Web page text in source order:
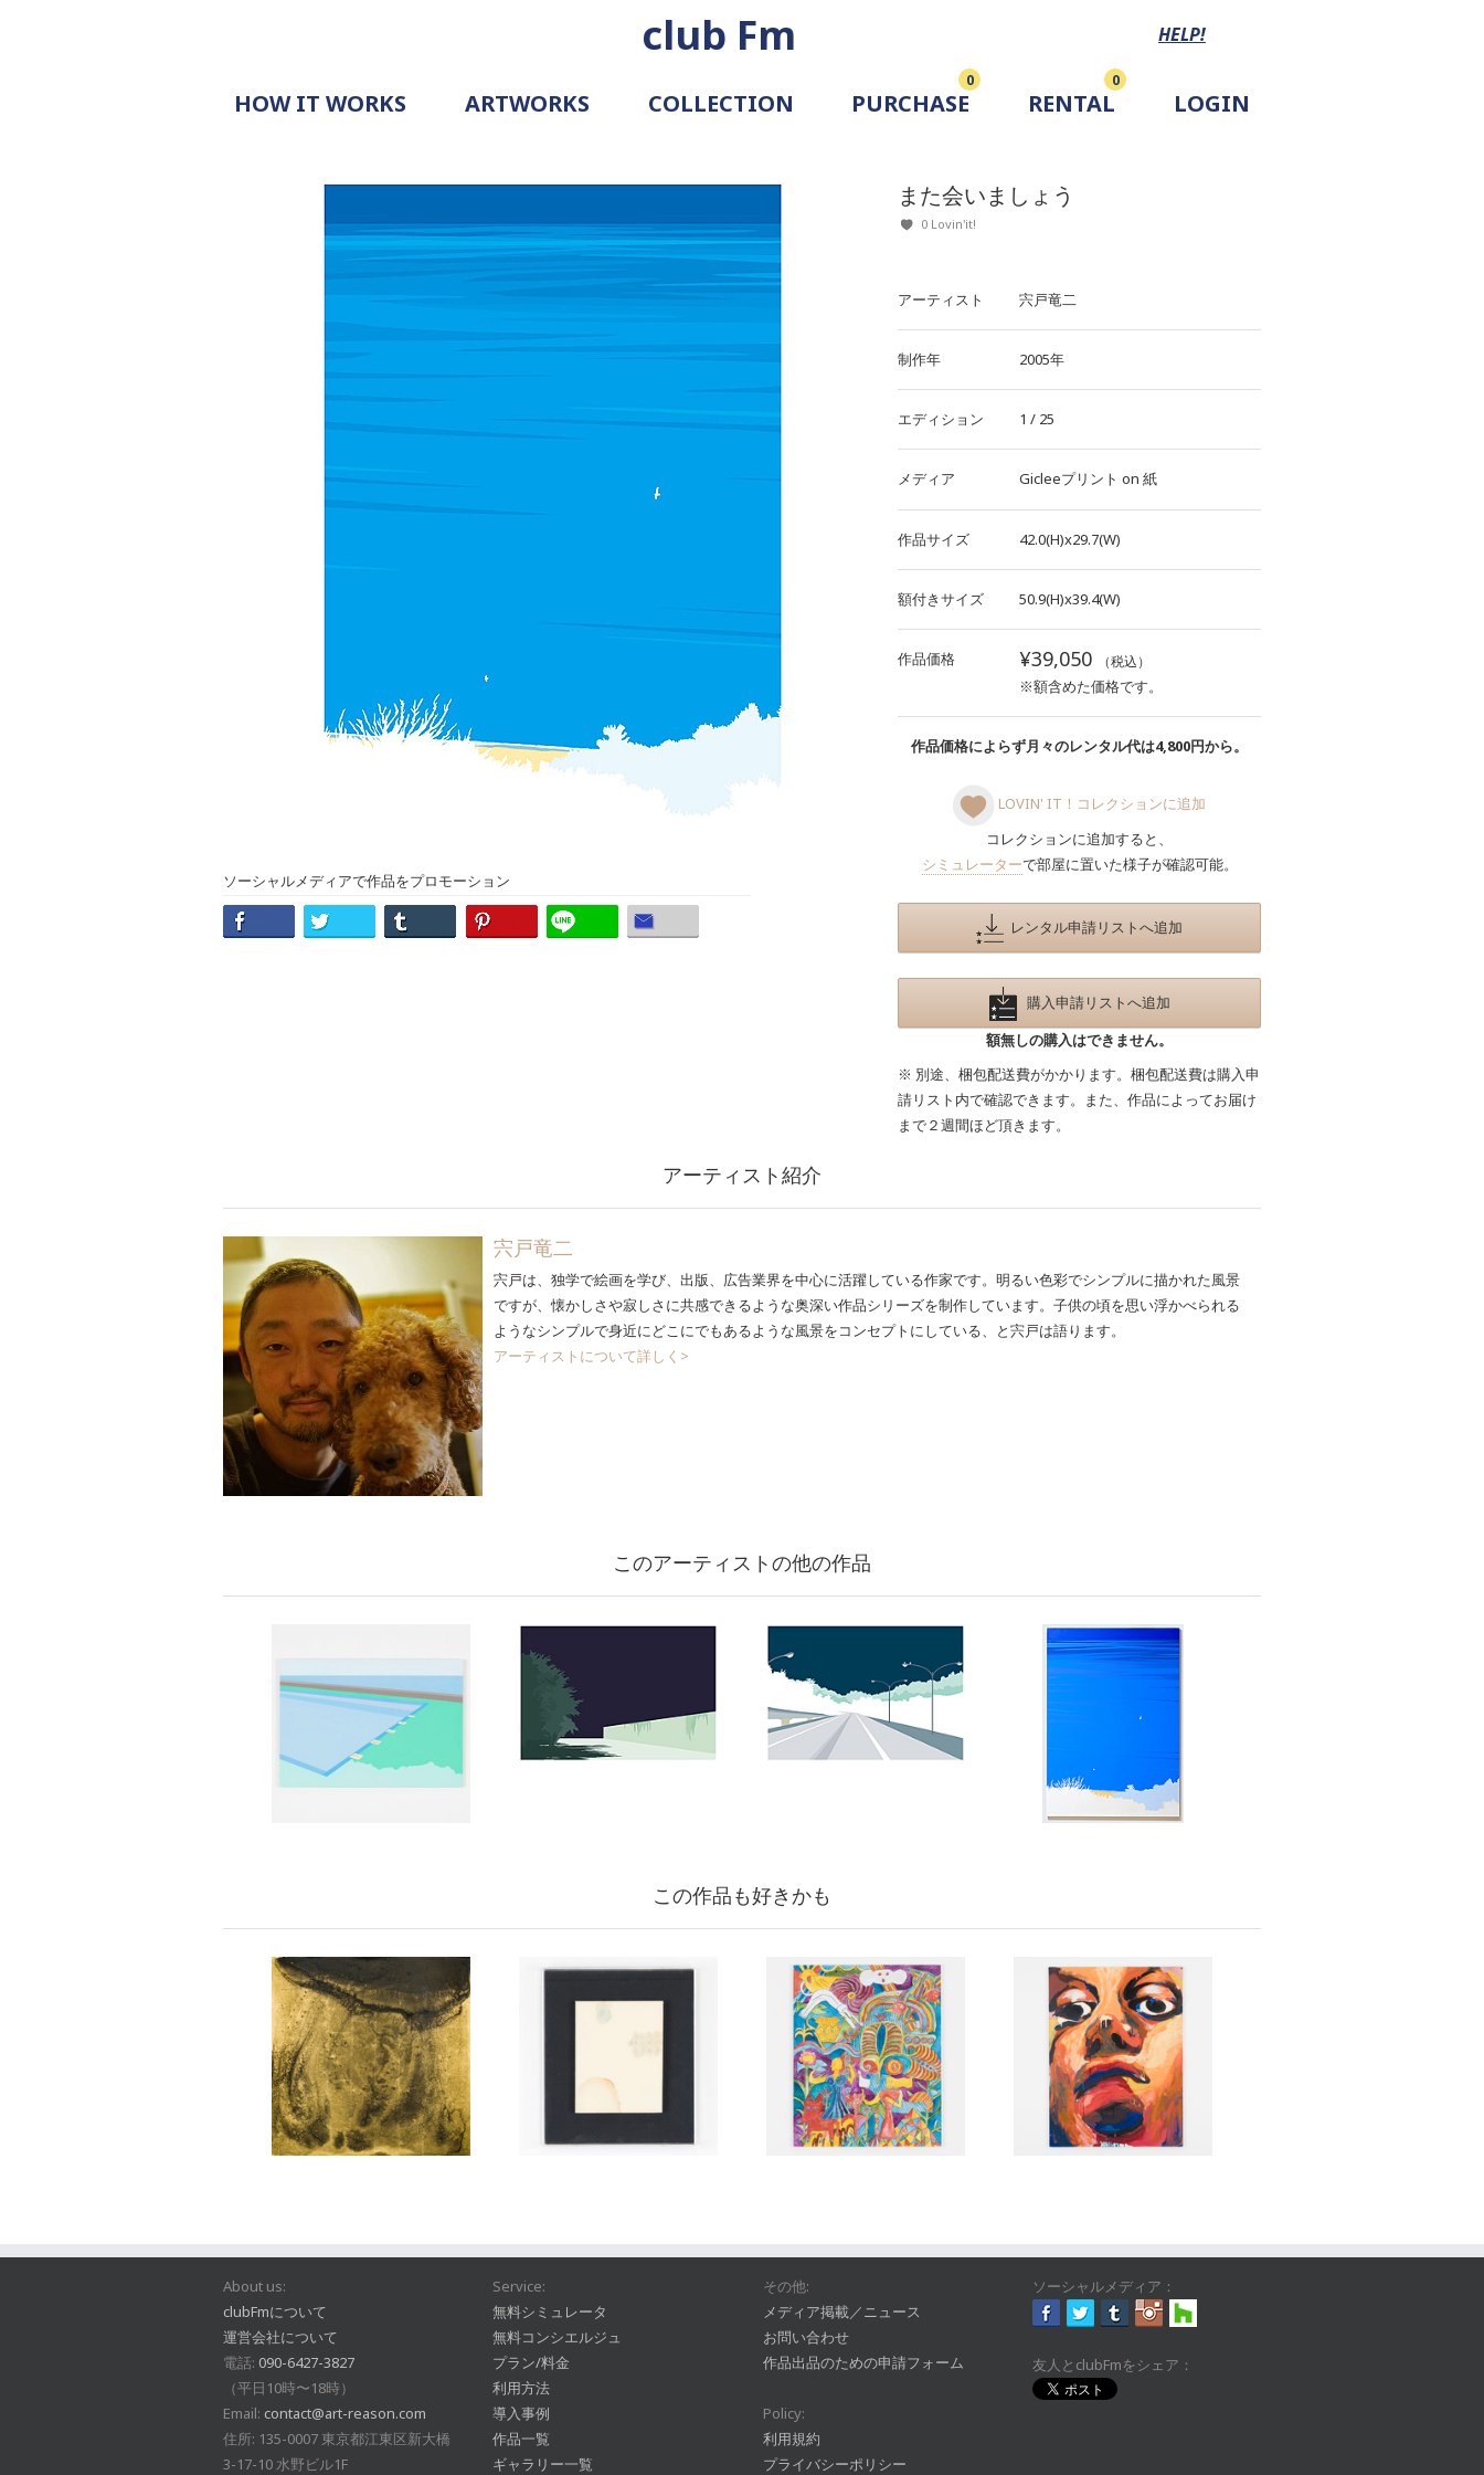
club Fm HELP!
HOW IT WORKS
EXAMPLE
DOCUMENT
ARTWORKS
COLLECTION
PURCHASE
0
RENTAL
0
LOGIN
ソーシャルメディアで作品をプロモーション
また会いましょう
0 Lovin'it!
アーティスト 宍戸竜二
制作年 2005年
エディション 1 / 25
メディア Gicleeプリント on 紙
作品サイズ 42.0(H)x29.7(W)
額付きサイズ 50.9(H)x39.4(W)
作品価格 ¥39,050 （税込）
※額含めた価格です。
作品価格によらず月々のレンタル代は4,800円から。
LOVIN' IT！コレクションに追加
コレクションに追加すると、
シミュレーターで部屋に置いた様子が確認可能。
レンタル申請リストへ追加
購入申請リストへ追加
額無しの購入はできません。
※ 別途、梱包配送費がかかります。梱包配送費は購入申
請リスト内で確認できます。また、作品によってお届け
まで２週間ほど頂きます。
アーティスト紹介
宍戸竜二
宍戸は、独学で絵画を学び、出版、広告業界を中心に活躍している作家です。明るい色彩でシンプルに描かれた風景
ですが、懐かしさや寂しさに共感できるような奥深い作品シリーズを制作しています。子供の頃を思い浮かべられる
ようなシンプルで身近にどこにでもあるような風景をコンセプトにしている、と宍戸は語ります。
アーティストについて詳しく>
このアーティストの他の作品
この作品も好きかも
About us:
clubFmについて
運営会社について
電話: 090-6427-3827
（平日10時〜18時）
Email: contact@art-reason.com
住所: 135-0007 東京都江東区新大橋
3-17-10 水野ビル1F
Service:
無料シミュレータ
無料コンシエルジュ
プラン/料金
利用方法
導入事例
作品一覧
ギャラリー一覧
その他:
メディア掲載／ニュース
お問い合わせ
作品出品のための申請フォーム
Policy:
利用規約
プライバシーポリシー
ソーシャルメディア：
友人とclubFmをシェア：